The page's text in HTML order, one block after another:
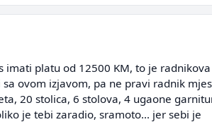
platu od 12500 KM, to je radnikova
ovom izjavom, pa ne pravi radnik
20 stolica, 6 stolova, 4 ugaone
je tebi zaradio, sramoto... jer sebi je